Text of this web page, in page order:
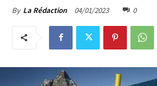
By La Rédaction 04/01/2023 0